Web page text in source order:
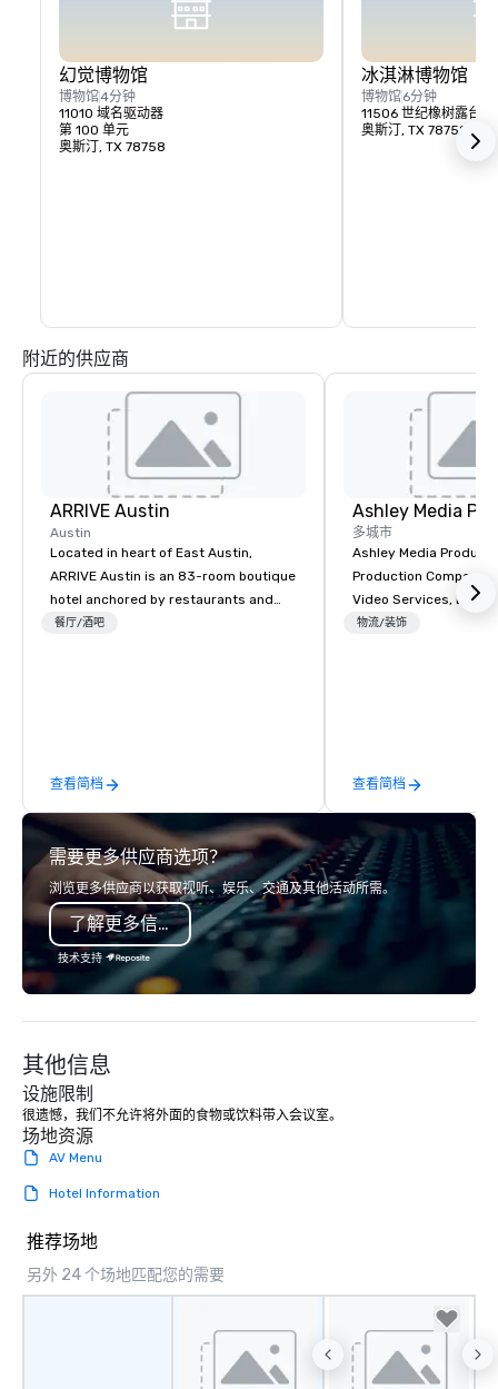
幻觉博物馆
博物馆4分钟
11010 域名驱动器
第 100 单元
奥斯汀, TX 78758
冰淇淋博物馆
博物馆6分钟
11506 世纪橡树露台
奥斯汀, TX 78758
附近的供应商
ARRIVE Austin
Austin
Located in heart of East Austin,
ARRIVE Austin is an 83-room boutique
hotel anchored by restaurants and
bars that complement the Lone Star
“cowboy mythology,” and take
inspiration from the unique physical
landscape.
餐厅/酒吧
查看简档
Ashley Media
多城市
Ashley Media
Production Company
Video Services, Event
Traditional Video
物流/装饰
查看简档
需要更多供应商选项？
浏览更多供应商以获取视听、娱乐、交通及其他活动所需。
了解更多信息
技术支持
其他信息
设施限制
很遗憾，我们不允许将外面的食物或饮料带入会议室。
场地资源
AV Menu
Hotel Information
推荐场地
另外 24 个场地匹配您的需要